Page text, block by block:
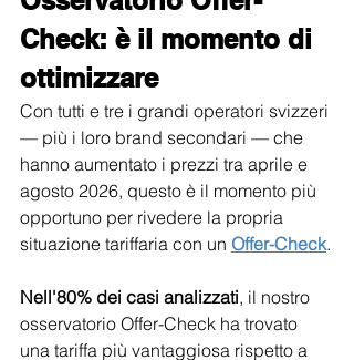
Check: è il momento di
ottimizzare
Con tutti e tre i grandi operatori svizzeri
— più i loro brand secondari — che
hanno aumentato i prezzi tra aprile e
agosto 2026, questo è il momento più
opportuno per rivedere la propria
situazione tariffaria con un Offer-Check.
Nell'80% dei casi analizzati, il nostro
osservatorio Offer-Check ha trovato
una tariffa più vantaggiosa rispetto a